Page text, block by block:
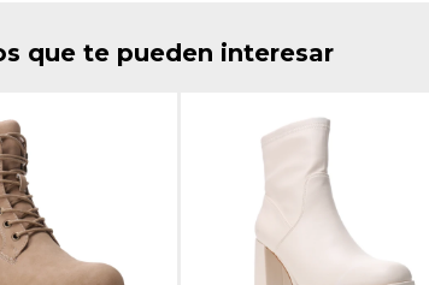
que te pueden interesar